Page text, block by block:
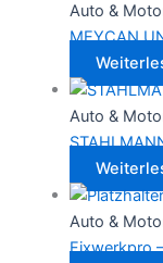
Auto &
MEYCAN
Auto &
Auto &
Fixwerkpro